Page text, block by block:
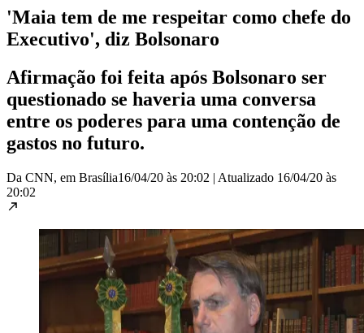
'Maia tem de me respeitar como chefe do
Executivo', diz Bolsonaro
Afirmação foi feita após Bolsonaro ser
questionado se haveria uma conversa
entre os poderes para uma contenção de
gastos no futuro.
Da CNN, em Brasília16/04/20 às 20:02 | Atualizado 16/04/20 às
20:02